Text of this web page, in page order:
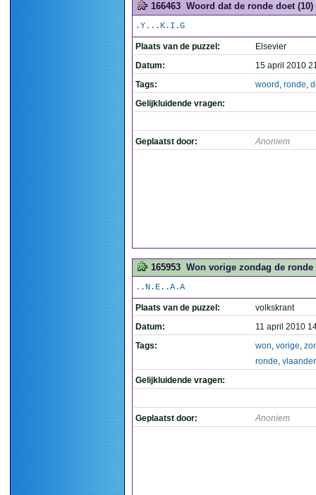
166463 Woord dat de ronde doet (10)
.Y...K.I.G
Plaats van de puzzel:
Elsevier
Datum:
15 april 2010
Tags:
woord , ronde,
Gelijkluidende vragen:
Geplaatst door: Anoniem
165953 Won vorige zondag de ronde
..N.E..A.A
Plaats van de puzzel:
volkskrant
Datum:
11 april 2010
Tags:
won, vorige,
ronde,
Gelijkluidende vragen:
Geplaatst door: Anoniem